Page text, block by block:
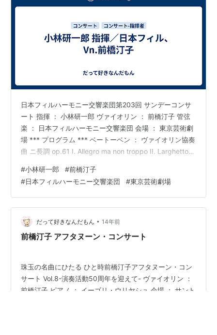
日本フィルハーモニー交響楽団第203回 サンデーコンサ
ート 指揮 ： 小林研一郎 ヴァイオリン ： 前橋汀子 管弦
楽 ： 日本フィルハーモニー交響楽団 会場 ： 東京芸術劇
場 *** プログラム *** ベートーベン ： ヴァイオリン協奏
曲 ニ長調 op.61 I. Allegro ma non troppo II. Larghetto
キー ： 交響曲第5番 ホ短調 op.64 I. Andante - Allegro
con anima II. Andante cantabile, con al…
#小林研一郎 #前橋汀子
#日本フィルハーモニー交響楽団 #東京芸術劇場
だって好きなんだもん • 14年前
前橋汀子 アフタヌーン・コンサート